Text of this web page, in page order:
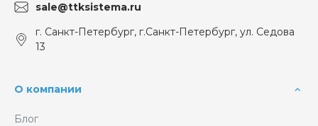
sale@ttksistema.ru
г. Санкт-Петербург, г.Санкт-Петербург, ул. Седова
13
О компании
Блог